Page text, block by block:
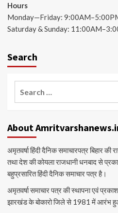
Hours
Monday—Friday:
Saturday & Sunday:
Search
About
अमृतवर्षा हिंदी दैनिक समाचारपत्र बिहार की
तथा देश की कोयला राजधानी धनबाद से
बहुप्रसारित हिंदी दैनिक समाचार पत्र है।
अमृतवर्षा समाचार पत्र की स्थापना एवं
झारखंड के बोकारो जिले से 1981 में आरंभ